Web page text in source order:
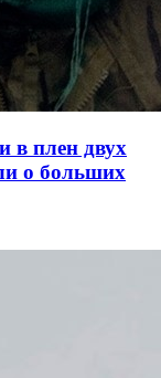
в плен двух
о больших